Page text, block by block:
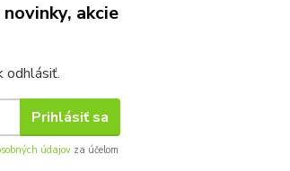
akcie
odhlásiť.
Prihlásiť sa
údajov za účelom